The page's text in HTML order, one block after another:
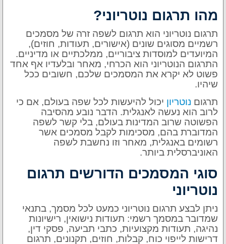
מהו תרגום נוטריוני?
תרגום נוטריוני הוא תרגום לשפה זרה של מסמכים
רשמיים מסוגים שונים (אישורים, תעודות, חוזים),
המיועדים למוסדות ציבוריים, ממלכתיים או מדיניים.
התרגום הנוטריוני הוא הכרחי, מאחר ובלעדיו אף אחד
פשוט לא יקרא את המסמכים שלכם, חשובים ככל
שיהיו.
תרגום נוטריון יכול להיעשות לכל שפה בעולם, אם כי
לרוב הוא נעשה לאנגלית. הדבר נובע מהסיבה
הפשוטה שרוב המדינות בעולם, בלי קשר לשפה
המדוברת בהם, מסכימות לקבל מסמכים אשר
רשומים באנגלית, מאחר וזו נחשבת לשפה
האוניברסלית ביותר.
סוגי המסמכים הדורשים תרגום
נוטריוני
ניתן לבצע תרגום נוטריוני כמעט לכל מסמך, בתנאי
שמדובר במסמך רשמי: תעודות נישואין, רישיונות
נהיגה, תעודות מקצועיות, כתבי תביעה, פסקי דין,
דרישות לייפוי כוח, קבלות, חוזים, תקנונים, תרגום